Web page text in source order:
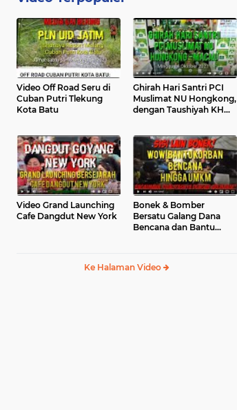
Video Off Road Seru di
Cuban Putri Tlekung
Kota Batu
Ghirah Hari Santri PCI
Muslimat NU Hongkong,
dengan Taushiyah KH
Video Grand Launching
Cafe Dangdut New York
Bonek & Bomber
Bersatu Galang Dana
Bencana dan Bantu
Ke Halaman Video